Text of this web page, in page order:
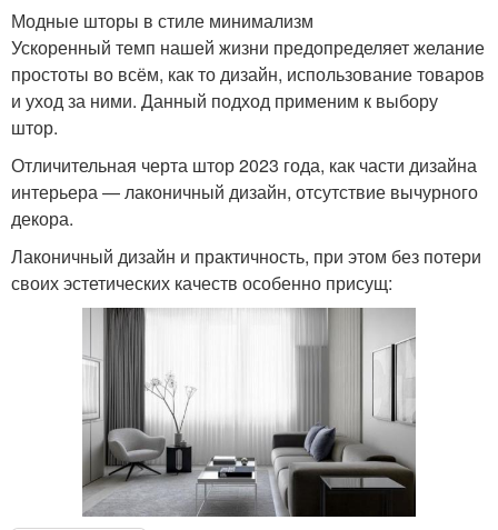
Модные шторы в стиле минимализм
Ускоренный темп нашей жизни предопределяет желание
простоты во всём, как то дизайн, использование товаров
и уход за ними. Данный подход применим к выбору
штор.
Отличительная черта штор 2023 года, как части дизайна
интерьера — лаконичный дизайн, отсутствие вычурного
декора.
Лаконичный дизайн и практичность, при этом без потери
своих эстетических качеств особенно присущ: